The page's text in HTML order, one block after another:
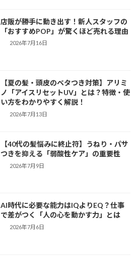
店販が勝手に動き出す！新人スタッフの
「おすすめPOP」が驚くほど売れる理由
2026年7月16日
【夏の髪・頭皮のベタつき対策】アリミ
ノ「アイスリセットUV」とは？特徴・使
い方をわかりやすく解説！
2026年7月13日
【40代の髪悩みに終止符】うねり・パサ
つきを抑える「弱酸性ケア」の重要性
2026年7月9日
AI時代に必要な能力はIQよりEQ？仕事
で差がつく「人の心を動かす力」とは
2026年7月6日